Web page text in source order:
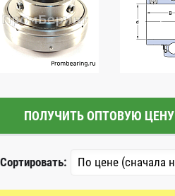
ПОЛУЧИТЬ ОПТОВУЮ ЦЕНУ
Сортировать: